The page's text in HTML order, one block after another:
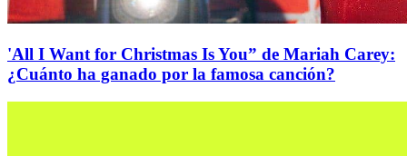
'All I Want for Christmas Is You” de Mariah Carey:
¿Cuánto ha ganado por la famosa canción?